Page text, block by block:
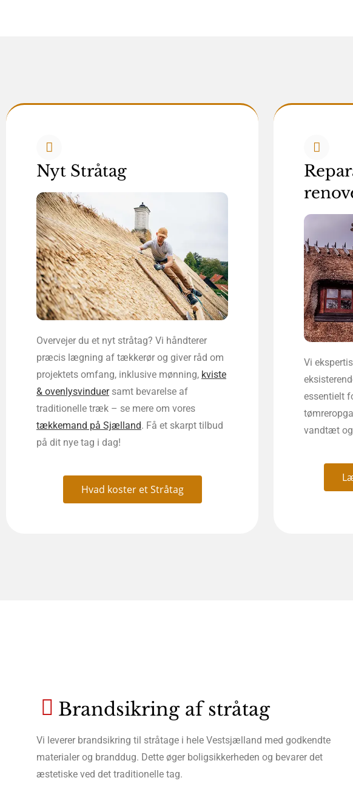
Nyt Stråtag
Overvejer du et nyt stråtag? Vi håndterer
præcis lægning af tækkerør og giver råd om
projektets omfang, inklusive mønning, kviste
& ovenlysvinduersamt bevarelse af
traditionelle træk – se mere om vores
tækkemand på Sjælland. Få et skarpt tilbud
på dit nye tag i dag!
Hvad koster et Stråtag
Vi
essentielt
vandtæt
Brandsikring af stråtag
Vi leverer brandsikring til stråtage i hele Vestsjælland med godkendte
materialer og branddug. Dette øger boligsikkerheden og bevarer det
æstetiske ved det traditionelle tag.